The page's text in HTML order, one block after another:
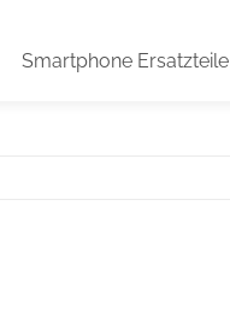
Smartphone Ersatzteile